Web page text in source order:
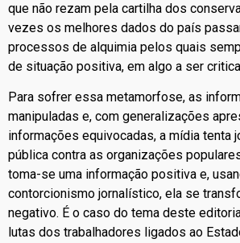
que não rezam pela cartilha dos
vezes os melhores dados do país
processos de alquimia pelos quais
de situação positiva, em algo a ser
Para sofrer essa metamorfose, as
manipuladas e, com generalizações
informações equivocadas, a mídia tenta
pública contra as organizações
toma-se uma informação positiva e,
contorcionismo jornalístico, ela se
negativo. É o caso do tema deste
lutas dos trabalhadores ligados ao